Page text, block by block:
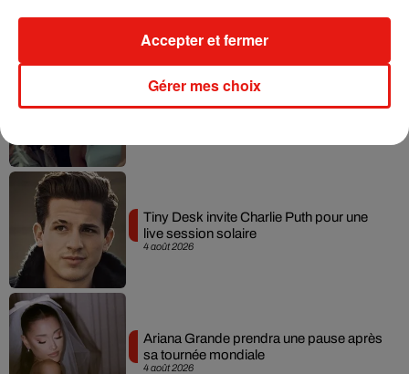
Benny Blanco invite Selena Gomez et
Becky G sur son nouveau single
4 août 2026
Tiny Desk invite Charlie Puth pour une
live session solaire
4 août 2026
Ariana Grande prendra une pause après
sa tournée mondiale
Gérer mes choix
Accepter et fermer